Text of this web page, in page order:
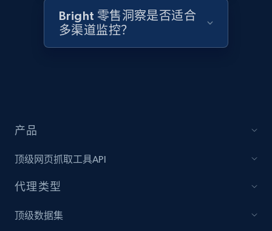
Home Depot US - Discovery products by
Amazon products global dataset
price, Currency, Availability, Reviews count, and
more.
Bright 零售洞察是否适合
多渠道监控？
产品
顶级网页抓取工具API
代理类型
顶级数据集